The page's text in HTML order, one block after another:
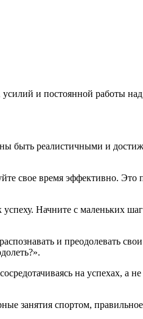
и постоянной работы над
быть реалистичными и
свое время эффективно. Это
Начните с маленьких
и преодолевать
на успехах, а
занятия спортом,